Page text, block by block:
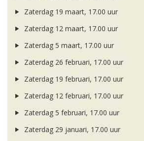
Zaterdag 19 maart, 17.00 uur
Zaterdag 12 maart, 17.00 uur
Zaterdag 5 maart, 17.00 uur
Zaterdag 26 februari, 17.00 uur
Zaterdag 19 februari, 17.00 uur
Zaterdag 12 februari, 17.00 uur
Zaterdag 5 februari, 17.00 uur
Zaterdag 29 januari, 17.00 uur